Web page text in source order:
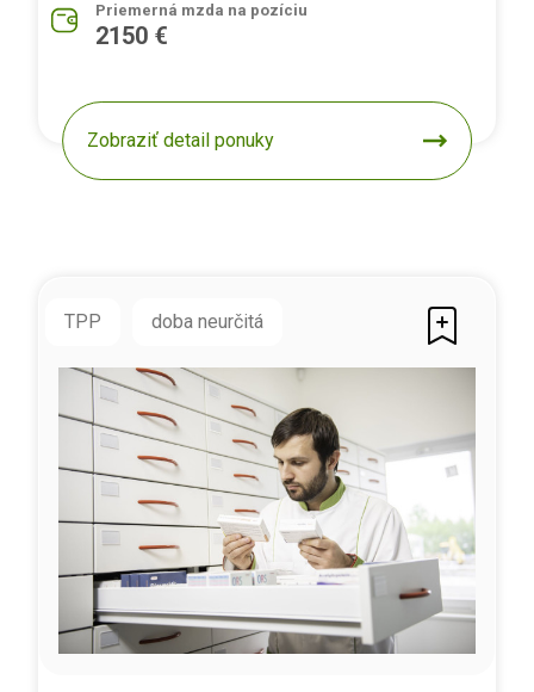
Priemerná mzda na pozíciu
2150 €
Zobraziť detail ponuky
TPP doba neurčitá